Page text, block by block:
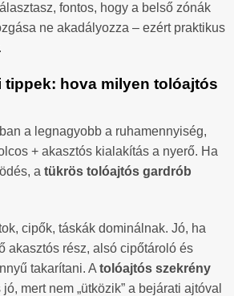
fontos, hogy a belső zónák
ne akadályozza – ezért praktikus
tippek: hova milyen tolóajtós
a legnagyobb a ruhamennyiség,
+ akasztós kialakítás a nyerő. Ha
a tükrös tolóajtós gardrób
cipők, táskák dominálnak. Jó, ha
akasztós rész, alsó cipőtároló és
takarítani. A tolóajtós szekrény
mert nem „ütközik” a bejárati ajtóval